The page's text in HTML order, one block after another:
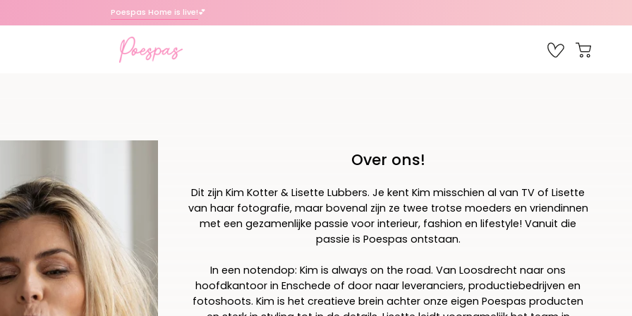
SALE: shop jouw favorieten met korting
FavorietenOpen
Over ons!
Dit zijn Kim Kotter & Lisette Lubbers. Je kent Kim misschien al van TV of Lisette
van haar fotografie, maar bovenal zijn ze twee trotse moeders en vriendinnen
met een gezamenlijke passie voor interieur, fashion en lifestyle! Vanuit die
passie is Poespas ontstaan.
In een notendop: Kim is always on the road. Van Loosdrecht naar ons
hoofdkantoor in Enschede of door naar leveranciers, productiebedrijven en
fotoshoots. Kim is het creatieve brein achter onze eigen Poespas producten